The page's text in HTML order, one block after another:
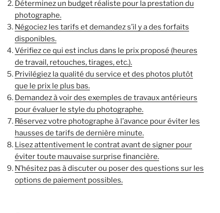
Déterminez un budget réaliste pour la prestation du
photographe.
Négociez les tarifs et demandez s’il y a des forfaits
disponibles.
Vérifiez ce qui est inclus dans le prix proposé (heures
de travail, retouches, tirages, etc.).
Privilégiez la qualité du service et des photos plutôt
que le prix le plus bas.
Demandez à voir des exemples de travaux antérieurs
pour évaluer le style du photographe.
Réservez votre photographe à l’avance pour éviter les
hausses de tarifs de dernière minute.
Lisez attentivement le contrat avant de signer pour
éviter toute mauvaise surprise financière.
N’hésitez pas à discuter ou poser des questions sur les
options de paiement possibles.